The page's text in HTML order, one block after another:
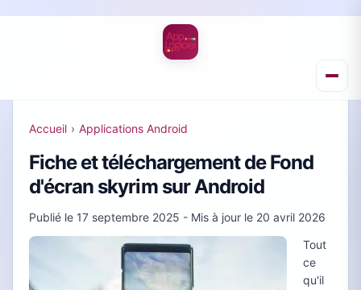
Accueil › Applications Android
Fiche et téléchargement de Fond
d'écran skyrim sur Android
Publié le 17 septembre 2025 - Mis à jour le 20 avril 2026
Tout
ce
qu'il